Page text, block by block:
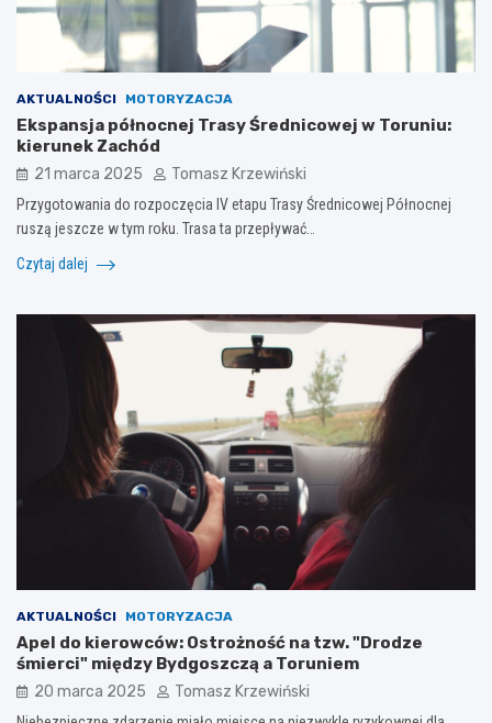
AKTUALNOŚCI MOTORYZACJA
Ekspansja północnej Trasy Średnicowej w Toruniu:
kierunek Zachód
21 marca 2025 Tomasz Krzewiński
Przygotowania do rozpoczęcia IV etapu Trasy Średnicowej Północnej
ruszą jeszcze w tym roku. Trasa ta przepływać…
Czytaj dalej
AKTUALNOŚCI MOTORYZACJA
Apel do kierowców: Ostrożność na tzw. "Drodze
śmierci" między Bydgoszczą a Toruniem
20 marca 2025 Tomasz Krzewiński